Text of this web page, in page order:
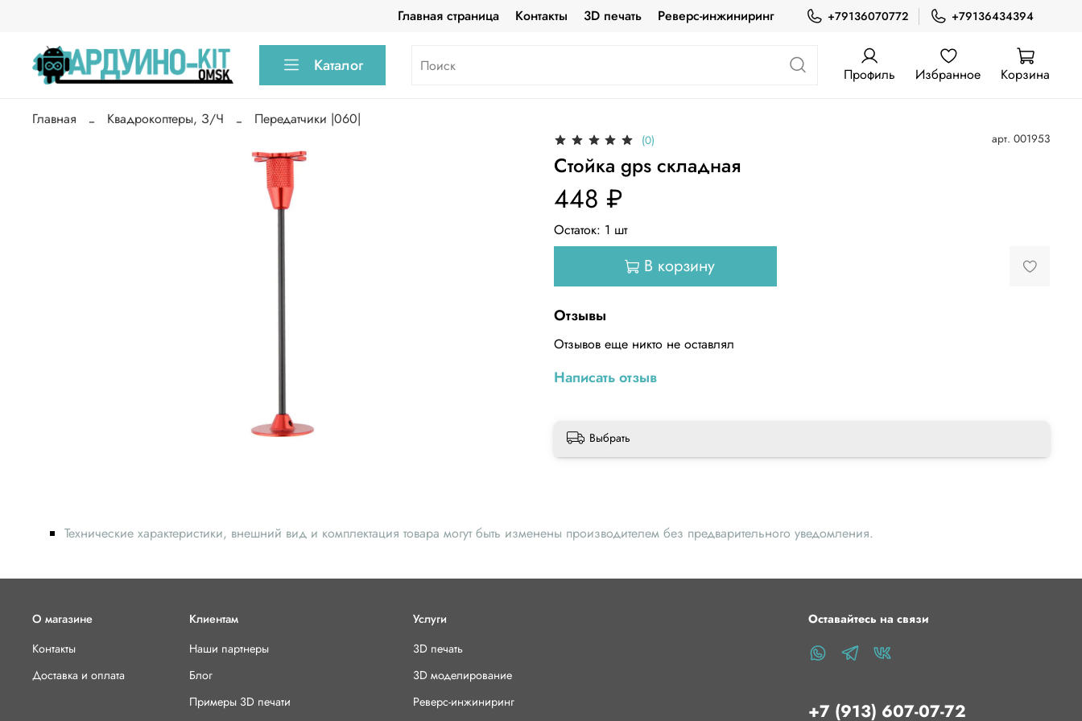
Главная страница Контакты 3D печать Реверс-инжиниринг +79136070772 +79136434394
Каталог Профиль Избранное Корзина
Главная Квадрокоптеры, З/Ч Передатчики |060|
(0) арт. 001953
Стойка gps складная
448 ₽
Остаток: 1 шт
В корзину
Отзывы
Отзывов еще никто не оставлял
Написать отзыв
Выбрать
Технические характеристики, внешний вид и комплектация товара могут быть изменены производителем без предварительного уведомления.
О магазине
Контакты
Доставка и оплата
Клиентам
Наши партнеры
Блог
Примеры 3D печати
Услуги
3D печать
3D моделирование
Реверс-инжиниринг
Оставайтесь на связи
+7 (913) 607-07-72